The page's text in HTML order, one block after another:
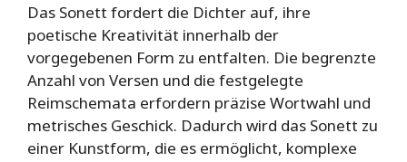
Das Sonett fordert die Dichter auf, ihre
poetische Kreativität innerhalb der
vorgegebenen Form zu entfalten. Die begrenzte
Anzahl von Versen und die festgelegte
Reimschemata erfordern präzise Wortwahl und
metrisches Geschick. Dadurch wird das Sonett zu
einer Kunstform, die es ermöglicht, komplexe